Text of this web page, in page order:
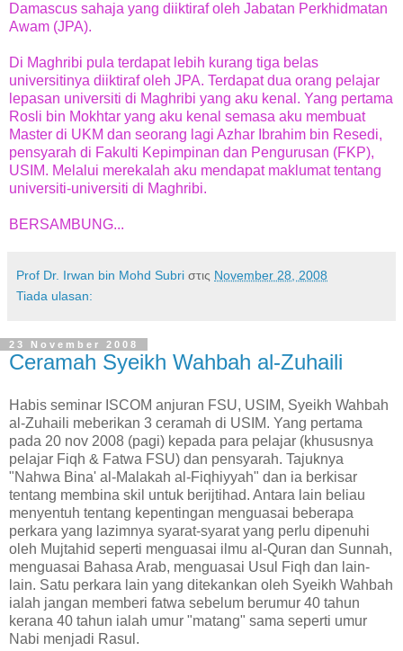
Damascus sahaja yang diiktiraf oleh Jabatan Perkhidmatan
Awam (JPA).
Di Maghribi pula terdapat lebih kurang tiga belas
universitinya diiktiraf oleh JPA. Terdapat dua orang pelajar
lepasan universiti di Maghribi yang aku kenal. Yang pertama
Rosli bin Mokhtar yang aku kenal semasa aku membuat
Master di UKM dan seorang lagi Azhar Ibrahim bin Resedi,
pensyarah di Fakulti Kepimpinan dan Pengurusan (FKP),
USIM. Melalui merekalah aku mendapat maklumat tentang
universiti-universiti di Maghribi.
BERSAMBUNG...
Prof Dr. Irwan bin Mohd Subri στις November 28, 2008
Tiada ulasan:
23 November 2008
Ceramah Syeikh Wahbah al-Zuhaili
Habis seminar ISCOM anjuran FSU, USIM, Syeikh Wahbah
al-Zuhaili meberikan 3 ceramah di USIM. Yang pertama
pada 20 nov 2008 (pagi) kepada para pelajar (khususnya
pelajar Fiqh & Fatwa FSU) dan pensyarah. Tajuknya
"Nahwa Bina' al-Malakah al-Fiqhiyyah" dan ia berkisar
tentang membina skil untuk berijtihad. Antara lain beliau
menyentuh tentang kepentingan menguasai beberapa
perkara yang lazimnya syarat-syarat yang perlu dipenuhi
oleh Mujtahid seperti menguasai ilmu al-Quran dan Sunnah,
menguasai Bahasa Arab, menguasai Usul Fiqh dan lain-
lain. Satu perkara lain yang ditekankan oleh Syeikh Wahbah
ialah jangan memberi fatwa sebelum berumur 40 tahun
kerana 40 tahun ialah umur "matang" sama seperti umur
Nabi menjadi Rasul.